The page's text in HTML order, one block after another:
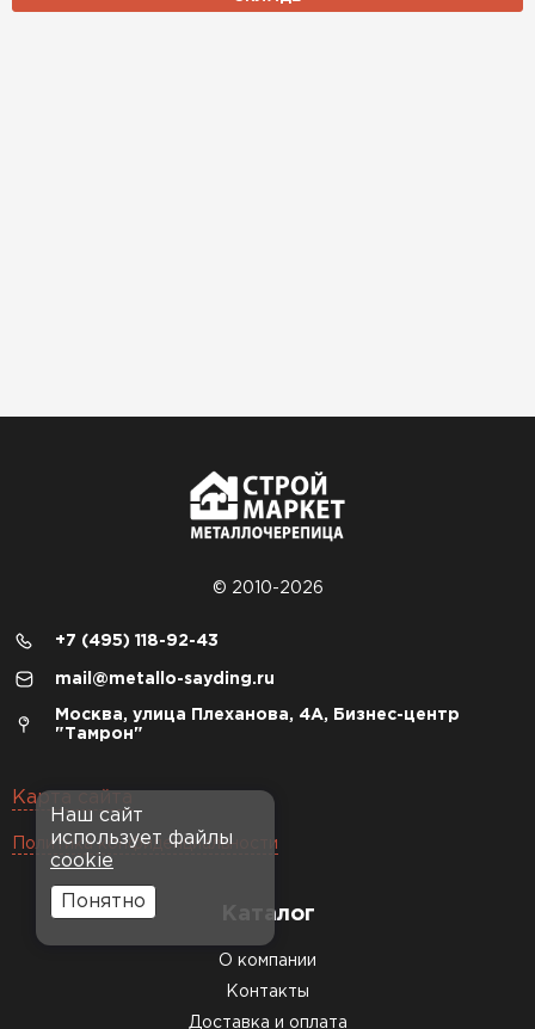
© 2010-2026
+7 (495) 118-92-43
mail@metallo-sayding.ru
Москва, улица Плеханова, 4А, Бизнес-центр
"Тамрон"
Карта сайта
Политика конфиденциальности
Каталог
О компании
Контакты
Доставка и оплата
Наш сайт
использует файлы
cookie
Понятно